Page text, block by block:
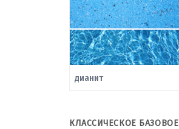
дианит
КЛАССИЧЕСКОЕ БАЗОВОЕ